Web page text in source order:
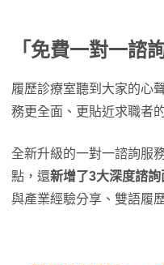
「免費一對一諮
履歷診療室聽到大家的心
務更全面、更貼近求職者
全新升級的一對一諮詢服
點，還新增了3大深度諮詢
與產業經驗分享、雙語履